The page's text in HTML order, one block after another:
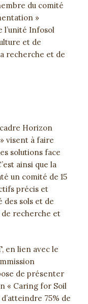
du comité
»
l’unité Infosol
et de
recherche et de
Horizon
visent à faire
solutions face
ainsi que la
un comité de 15
précis et
des sols et de
de recherche et
en lien avec le
de présenter
« Caring for Soil
75% de